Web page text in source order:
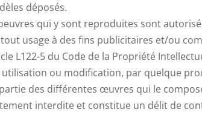
déposés.
qui y sont reproduites sont
usage à des fins publicitaires et/ou
L122-5 du Code de la Propriété
ou modification, par quelque
des différentes œuvres qui le
interdite et constitue un délit de